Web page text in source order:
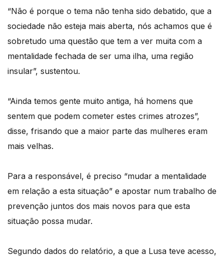
“Não é porque o tema não tenha sido debatido, que a
sociedade não esteja mais aberta, nós achamos que é
sobretudo uma questão que tem a ver muita com a
mentalidade fechada de ser uma ilha, uma região
insular”, sustentou.
“Ainda temos gente muito antiga, há homens que
sentem que podem cometer estes crimes atrozes”,
disse, frisando que a maior parte das mulheres eram
mais velhas.
Para a responsável, é preciso “mudar a mentalidade
em relação a esta situação” e apostar num trabalho de
prevenção juntos dos mais novos para que esta
situação possa mudar.
Segundo dados do relatório, a que a Lusa teve acesso,